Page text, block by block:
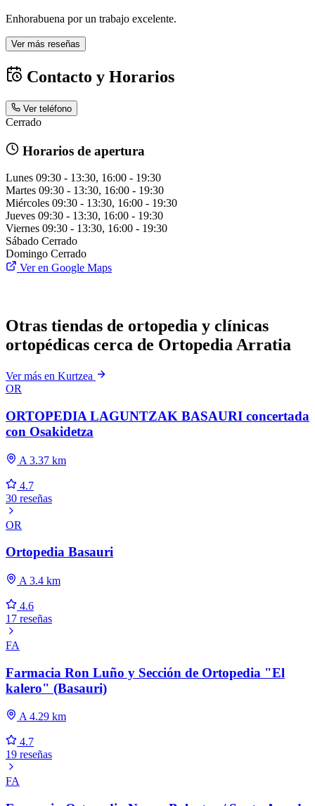
Enhorabuena por un trabajo excelente.
Ver más reseñas
Contacto y Horarios
Ver teléfono
Cerrado
Horarios de apertura
Lunes 09:30 - 13:30, 16:00 - 19:30
Martes 09:30 - 13:30, 16:00 - 19:30
Miércoles 09:30 - 13:30, 16:00 - 19:30
Jueves 09:30 - 13:30, 16:00 - 19:30
Viernes 09:30 - 13:30, 16:00 - 19:30
Sábado Cerrado
Domingo Cerrado
Ver en Google Maps
Otras tiendas de ortopedia y clínicas
ortopédicas cerca de Ortopedia Arratia
Ver más en Kurtzea
OR
ORTOPEDIA LAGUNTZAK BASAURI concertada
con Osakidetza
A 3.37 km
4.7
30 reseñas
OR
Ortopedia Basauri
A 3.4 km
4.6
17 reseñas
FA
Farmacia Ron Luño y Sección de Ortopedia "El
kalero" (Basauri)
A 4.29 km
4.7
19 reseñas
FA